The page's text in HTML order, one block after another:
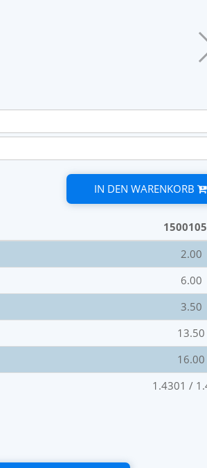
IN DEN WARENKORB
2.00
6.00
3.50
13.50
16.00
1.4301 /